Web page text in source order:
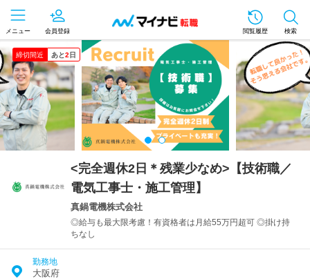
メニュー 会員登録 閲覧履歴 検索
締切間近 あと2 日
<完全週休2日＊残業少なめ>【技術職／
電気工事士・施工管理】
真鍋電機株式会社
◎給与も最大限考慮！有資格者は月給55万円超可 ◎掛け持
ちなし
勤務地
大阪府